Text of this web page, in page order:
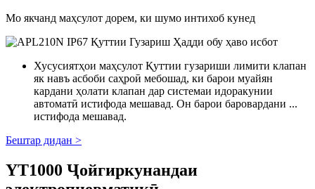
Мо якчанд маҳсулот дорем, ки шумо интихоб кунед
Хусусиятҳои маҳсулот Қуттии гузариши лимити клапан
як навъ асбоби саҳроӣ мебошад, ки барои муайян
кардани ҳолати клапан дар системаи идоракунии
автоматӣ истифода мешавад. Он барои баровардани ...
истифода мешавад.
Бештар дидан >
YT1000 Ҷойгиркунандаи